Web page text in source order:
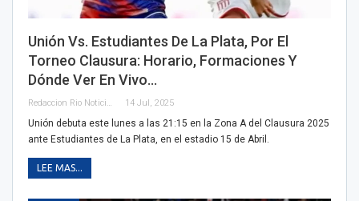
Unión Vs. Estudiantes De La Plata, Por El
Torneo Clausura: Horario, Formaciones Y
Dónde Ver En Vivo…
Redaccion Rio Noticias 14 Jul, 2025
Unión debuta este lunes a las 21:15 en la Zona A del Clausura 2025
ante Estudiantes de La Plata, en el estadio 15 de Abril.
LEE MAS...